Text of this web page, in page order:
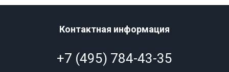
Контактная информация
+7 (495) 784-43-35